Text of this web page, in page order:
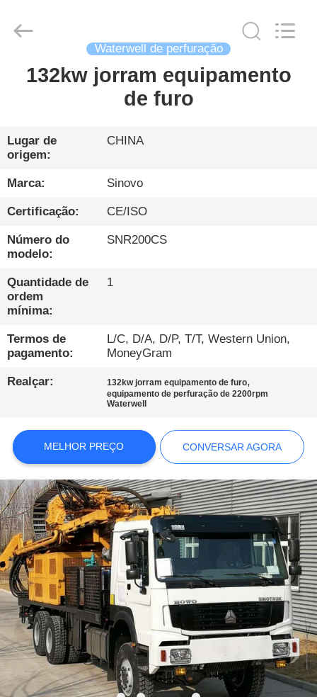
CASA
SHOW
DE
RV
SOBRE
NÓS
DA
CONTROLE
DA
QUALIDADE
CONTACTE-
NOS
CONVERSAR
AGORA
COMPANY
NEWS
Sinovo
Heavy
Waterwell de perfuração
132kw jorram equipamento
de furo
Lugar de
origem:
CHINA
Marca: Sinovo
Certificação: CE/ISO
Número do
modelo:
SNR200CS
Quantidade de
ordem
mínima:
1
Termos de
pagamento:
L/C, D/A, D/P, T/T, Western Union,
MoneyGram
Realçar: 132kw jorram equipamento de furo,
equipamento de perfuração de 2200rpm
Waterwell
MELHOR PREÇO CONVERSAR AGORA